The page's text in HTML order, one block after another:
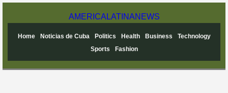
AMERICA LATINANEWS
Home Noticias de Cuba Politics Health Business
Technology
Sports
Fashion